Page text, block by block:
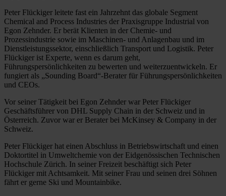
Peter Flückiger leitete fast ein Jahrzehnt das globale Segment
Chemical and Process Industries der Praxisgruppe Industrial von
Egon Zehnder. Er berät Klienten in der Chemie- und
Prozessindustrie sowie im Maschinen- und Anlagenbau und im
Dienstleistungssektor, einschließlich Transport und Logistik. Peter
Flückiger ist Experte, wenn es darum geht,
Führungspersönlichkeiten zu bewerten und weiterzuentwickeln. Er
fungiert als „Sounding Board“-Berater für Führungspersönlichkeiten
und CEOs.
Vor seiner Tätigkeit bei Egon Zehnder war Peter Flückiger
Geschäftsführer von DHL Supply Chain in der Schweiz und in
Österreich. Zuvor war er Berater bei McKinsey & Company in der
Schweiz.
Peter Flückiger hat einen Abschluss in Betriebswirtschaft und einen
Doktortitel in Umweltchemie von der Eidgenössischen Technischen
Hochschule Zürich. In seiner Freizeit beschäftigt sich Peter
Flückiger mit Achtsamkeit. Mit seiner Frau und seinen drei Söhnen
fährt er gerne Ski und Mountainbike.